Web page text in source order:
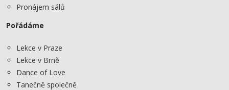
Pronájem sálů
Pořádáme
Lekce v Praze
Lekce v Brně
Dance of Love
Tanečně společně